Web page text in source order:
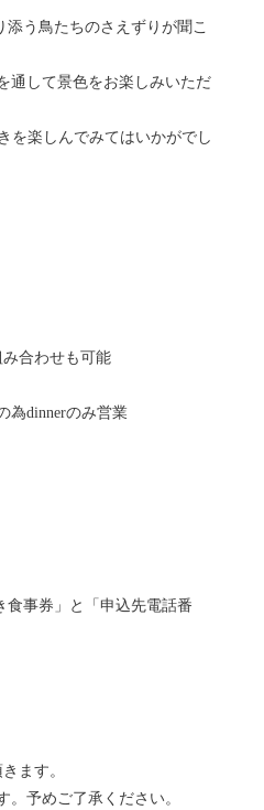
う鳥たちのさえずりが聞こ
通して景色をお楽しみいただ
を楽しんでみてはいかがでし
合わせも可能
dinnerのみ営業
食事券」と「申込先電話番
ます。
予めご了承ください。